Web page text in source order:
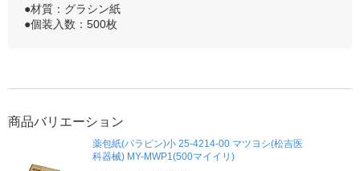
●材質：グラシン紙
●個装入数：500枚
商品バリエーション
薬包紙(パラピン)小 25-4214-00 マツヨシ(松吉医
科器械) MY-MWP1(500マイイリ)